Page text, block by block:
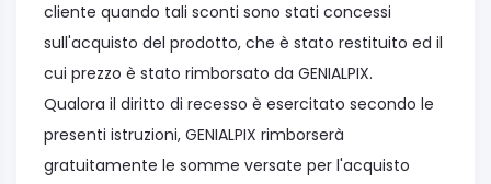
cliente quando tali sconti sono stati concessi
sull'acquisto del prodotto, che è stato restituito ed il
cui prezzo è stato rimborsato da GENIALPIX.
Qualora il diritto di recesso è esercitato secondo le
presenti istruzioni, GENIALPIX rimborserà
gratuitamente le somme versate per l'acquisto